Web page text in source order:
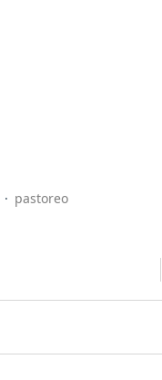
pastoreo